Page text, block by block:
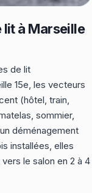
lit à Marseille
de lit
15e, les vecteurs
(hôtel, train,
sommier,
déménagement
installées, elles
le salon en 2 à 4